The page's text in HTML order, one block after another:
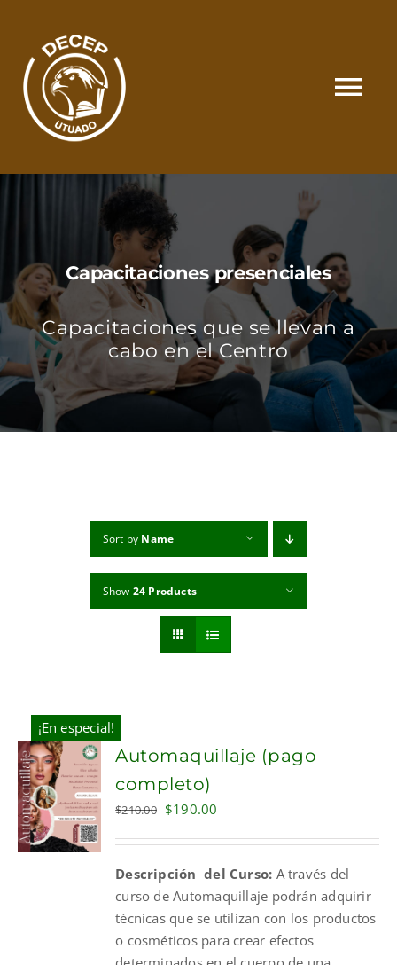
content
SOMOS
MATRÍCULA Y PAGOS
CONTACTO
MI CUENTA
Capacitaciones presenciales
Capacitaciones que se llevan a
cabo en el Centro
Sort by Name
Show 24 Products
¡En especial!
CART
Automaquillaje (pago
completo)
$210.00 Original
$210.00.
$190.00
$190.00.
Descripción del Curso: A través del
curso de Automaquillaje podrán adquirir
técnicas que se utilizan con los productos
o cosméticos para crear efectos